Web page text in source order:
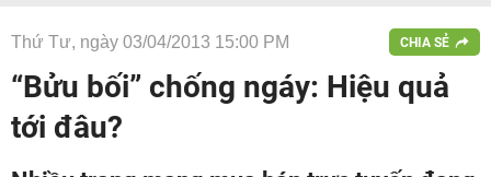
Thứ Tư, ngày 03/04/2013 15:00 PM CHIA SẺ
“Bửu bối” chống ngáy: Hiệu quả
tới đâu?